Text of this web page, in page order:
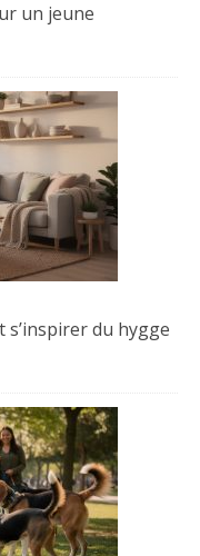
un jeune
s’inspirer du hygge